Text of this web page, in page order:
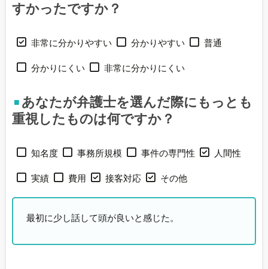
すかったですか？
非常に分かりやすい 分かりやすい 普通
分かりにくい 非常に分かりにくい
あなたが弁護士を選んだ際にもっとも
重視したものは何ですか？
知名度 事務所規模 事件の専門性 人間性
実績 費用 接客対応 その他
最初に少し話して頭が良いと感じた。